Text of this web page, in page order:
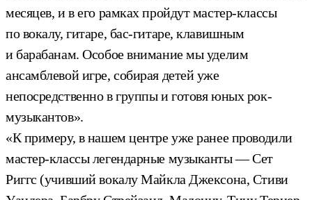
месяцев, и в его рамках пройдут мастер-классы
по вокалу, гитаре, бас-гитаре, клавишным
и барабанам. Особое внимание мы уделим
ансамблевой игре, собирая детей уже
непосредственно в группы и готовя юных рок-
музыкантов».
«К примеру, в нашем центре уже ранее проводили
мастер-классы легендарные музыканты — Сет
Риггс (учивший вокалу Майкла Джексона, Стиви